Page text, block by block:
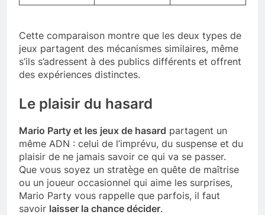
Cette comparaison montre que les deux types de
jeux partagent des mécanismes similaires, même
s’ils s’adressent à des publics différents et offrent
des expériences distinctes.
Le plaisir du hasard
Mario Party et les jeux de hasard partagent un
même ADN : celui de l’imprévu, du suspense et du
plaisir de ne jamais savoir ce qui va se passer.
Que vous soyez un stratège en quête de maîtrise
ou un joueur occasionnel qui aime les surprises,
Mario Party vous rappelle que parfois, il faut
savoir laisser la chance décider.